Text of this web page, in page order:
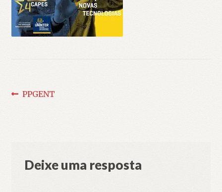
Navegação
Post
PPGENT
Deixe uma resposta